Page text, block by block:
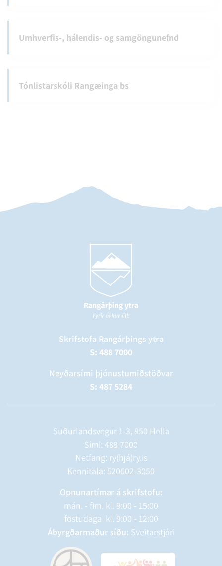
Umhverfis-, hálendis- og samgöngunefnd
Tónlistarskóli Rangæinga bs
Skrifstofa Rangárþings ytra
S: 488 7000
Neyðarsími þjónustumiðstöðvar
S: 487 5284
Suðurlandsvegur 1-3, 850 Hella
Sími: 488 7000
Netfang: ry(hjá)ry.is
Kennitala: 520602-3050
Opnunartímar á skrifstofu:
mán. - fim. kl. 9:00 - 15:00
föstudaga kl. 9:00 - 12:00
Ábyrgðarmaður síðu: Sveitarstjóri